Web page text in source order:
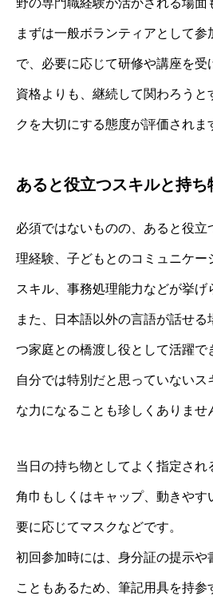
野の専門職経験が活かされる場面
まずは一般ボランティアとして参
で、必要に応じて研修や講座を受
資格よりも、継続して関わろうと
クを大切にする態度が評価されま
あると役立つスキルと持ち
必須ではないものの、あると役立
理経験、子どもとのコミュニケー
スキル、事務処理能力などが挙げ
また、日本語以外の言語が話せ
つ家庭との橋渡し役として活躍で
自分では特別だと思っていないス
な力になることも珍しくありませ
当日の持ち物としてよく指定され
角巾もしくはキャップ、動きやす
要に応じてマスクなどです。
初回参加時には、身分証の提示や
こともあるため、筆記用具を持参